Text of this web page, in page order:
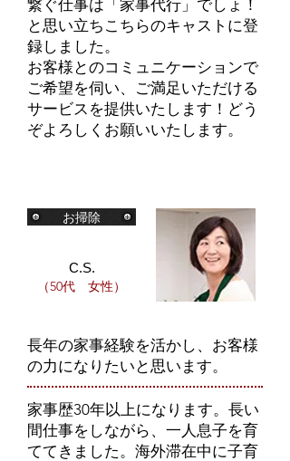
繋ぐ仕事は「家事代行」でしょ！
と思い立ちこちらのキャストに登
録しました。
お客様とのコミュニケーションで
ご希望を伺い、ご満足いただける
サービスを提供いたします！どう
ぞよろしくお願いいたします。
お掃除
C.S.
（50代 女性）
長年の家事経験を活かし、お客様
の力になりたいと思います。
家事歴30年以上になります。長い
間仕事をしながら、一人息子を育
ててきました。海外滞在中に子育